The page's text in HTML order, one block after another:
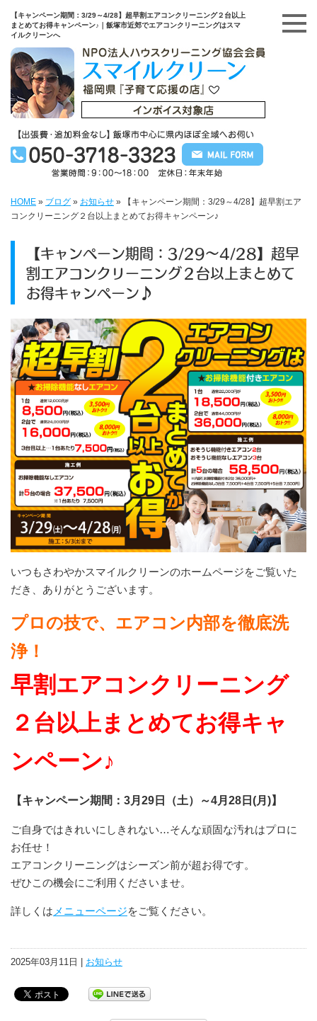
【キャンペーン期間：3/29～4/28】超早割エアコンクリーニング２台以上
まとめてお得キャンペーン♪｜飯塚市近郊でエアコンクリーニングはスマ
イルクリーンへ
HOME » ブログ » お知らせ »
【キャンペーン期間：3/29～4/28】超早割エア
コンクリーニング２台以上まとめてお得キャンペーン♪
【キャンペーン期間：3/29～4/28】超早
割エアコンクリーニング２台以上まとめて
お得キャンペーン♪
いつもさわやかスマイルクリーンのホームページをご覧いた
だき、ありがとうございます。
プロの技で、エアコン内部を徹底洗
浄！
早割エアコンクリーニング
２台以上まとめてお得キャ
ンペーン♪
【キャンペーン期間：3月29日（土）～4月28日(月)】
ご自身ではきれいにしきれない…そんな頑固な汚れはプロに
お任せ！
エアコンクリーニングはシーズン前が超お得です。
ぜひこの機会にご利用くださいませ。
詳しくは メニューページをご覧ください。
2025年03月11日 | お知らせ